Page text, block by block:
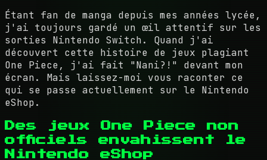
Étant fan de manga depuis mes années lycée,
j'ai toujours gardé un œil attentif sur les
sorties Nintendo Switch. Quand j'ai
découvert cette histoire de jeux plagiant
One Piece, j'ai fait "Nani?!" devant mon
écran. Mais laissez-moi vous raconter ce
qui se passe actuellement sur le Nintendo
eShop.
Des jeux One Piece non
officiels envahissent le
Nintendo eShop